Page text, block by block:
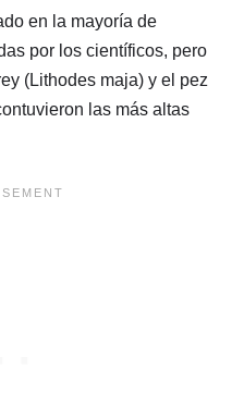
en la mayoría de
por los científicos, pero
(Lithodes maja) y el pez
las más altas